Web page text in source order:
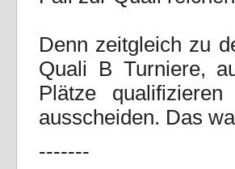
Denn zeitgleich zu
Quali B Turniere,
Plätze
ausscheiden. Das
-------